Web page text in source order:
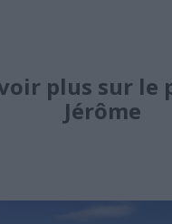
plus sur le
Jérôme